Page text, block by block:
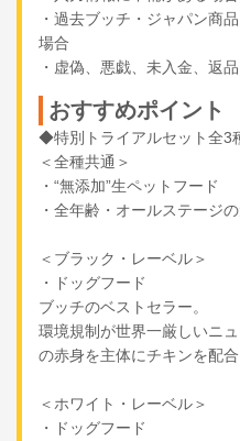
・過去ブッチ・ジャパン商
場合
・虚偽、悪戯、未入金、返品
おすすめポイント
◆特別トライアルセット全3
＜全種共通＞
・“無添加”生ペットフード
・全年齢・オールステージ
＜ブラック・レーベル＞
・ドッグフード
ブッチのベストセラー。
環境規制が世界一厳しいニ
の赤身を主体にチキンを配合
＜ホワイト・レーベル＞
・ドッグフード